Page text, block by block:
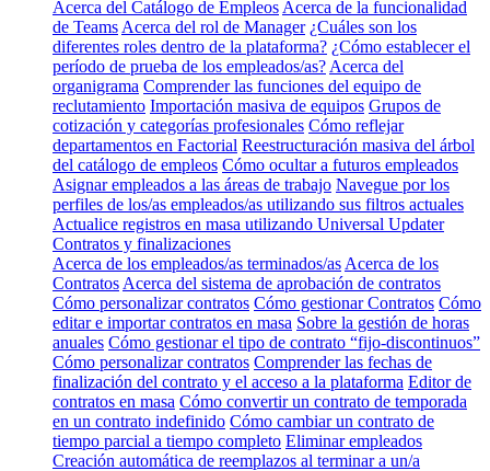
Acerca del Catálogo de Empleos Acerca de la funcionalidad
de Teams Acerca del rol de Manager ¿Cuáles son los
diferentes roles dentro de la plataforma? ¿Cómo establecer el
período de prueba de los empleados/as? Acerca del
organigrama Comprender las funciones del equipo de
reclutamiento Importación masiva de equipos Grupos de
cotización y categorías profesionales Cómo reflejar
departamentos en Factorial Reestructuración masiva del árbol
del catálogo de empleos Cómo ocultar a futuros empleados
Asignar empleados a las áreas de trabajo Navegue por los
perfiles de los/as empleados/as utilizando sus filtros actuales
Actualice registros en masa utilizando Universal Updater
Contratos y finalizaciones
Acerca de los empleados/as terminados/as Acerca de los
Contratos Acerca del sistema de aprobación de contratos
Cómo personalizar contratos Cómo gestionar Contratos Cómo
editar e importar contratos en masa Sobre la gestión de horas
anuales Cómo gestionar el tipo de contrato “fijo-discontinuos”
Cómo personalizar contratos Comprender las fechas de
finalización del contrato y el acceso a la plataforma Editor de
contratos en masa Cómo convertir un contrato de temporada
en un contrato indefinido Cómo cambiar un contrato de
tiempo parcial a tiempo completo Eliminar empleados
Creación automática de reemplazos al terminar a un/a